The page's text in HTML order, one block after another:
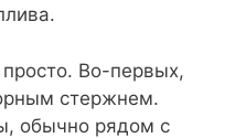
просто. Во-первых,
стержнем.
обычно рядом с